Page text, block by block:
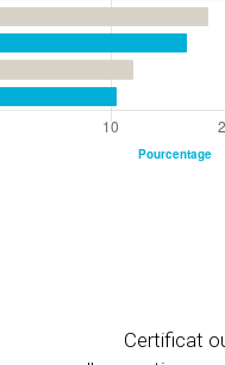
Certificat